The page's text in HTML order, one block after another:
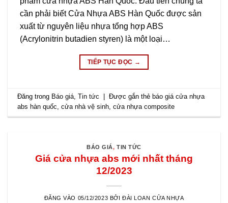
cần phải biết Cửa Nhựa ABS Hàn Quốc được sản
xuất từ nguyên liệu nhựa tổng hợp ABS
(Acrylonitrin butadien styren) là một loại…
TIẾP TỤC ĐỌC →
Đăng trong Báo giá,Tin tức Được gắn thẻ báo giá cửa nhựa
abs hàn quốc,cửa nhà vệ sinh,cửa nhựa composite
BÁO GIÁ,TIN TỨC
Giá cửa nhựa abs mới nhất tháng
12/2023
ĐĂNG VÀO 05/12/2023 BỞI ĐÀI LOAN CỬA NHỰA